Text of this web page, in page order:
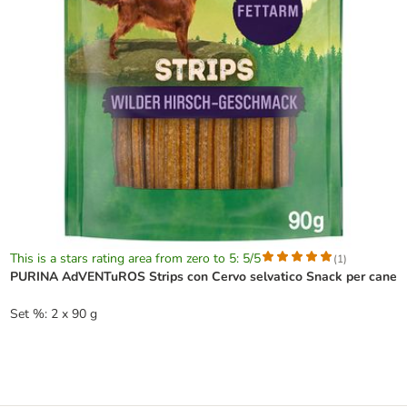
This is a stars rating area from zero to 5: 5/5 (1)
PURINA AdVENTuROS Strips con Cervo selvatico Snack per cane
Set %: 2 x 90 g